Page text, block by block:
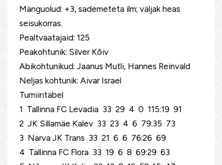
Mänguolud: +3, sademeteta ilm; väljak heas
seisukorras.
Pealtvaatajaid: 125
Peakohtunik: Silver Kõiv
Abikohtunikud: Jaanus Mutli, Hannes Reinvald
Neljas kohtunik: Aivar Israel
Turniiritabel
1 Tallinna FC Levadia 33 29 4 0 115:19 91
2 JK Sillamäe Kalev 33 23 4 6 79:35 73
3 Narva JK Trans 33 21 6 6 76:26 69
4 Tallinna FC Flora 33 19 6 8 69:29 63